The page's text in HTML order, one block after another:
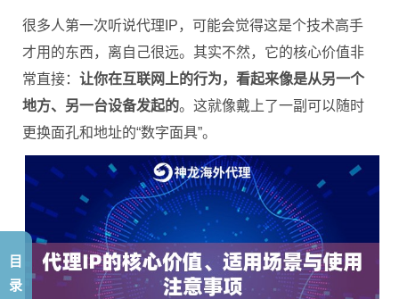
很多人第一次听说代理IP，可能会觉得这是个技术高手
才用的东西，离自己很远。其实不然，它的核心价值非
常直接： 让你在互联网上的行为，看起来像是从另一个
地方、另一台设备发起的。这就像戴上了一副可以随时
更换面孔和地址的“数字面具”。
目
录